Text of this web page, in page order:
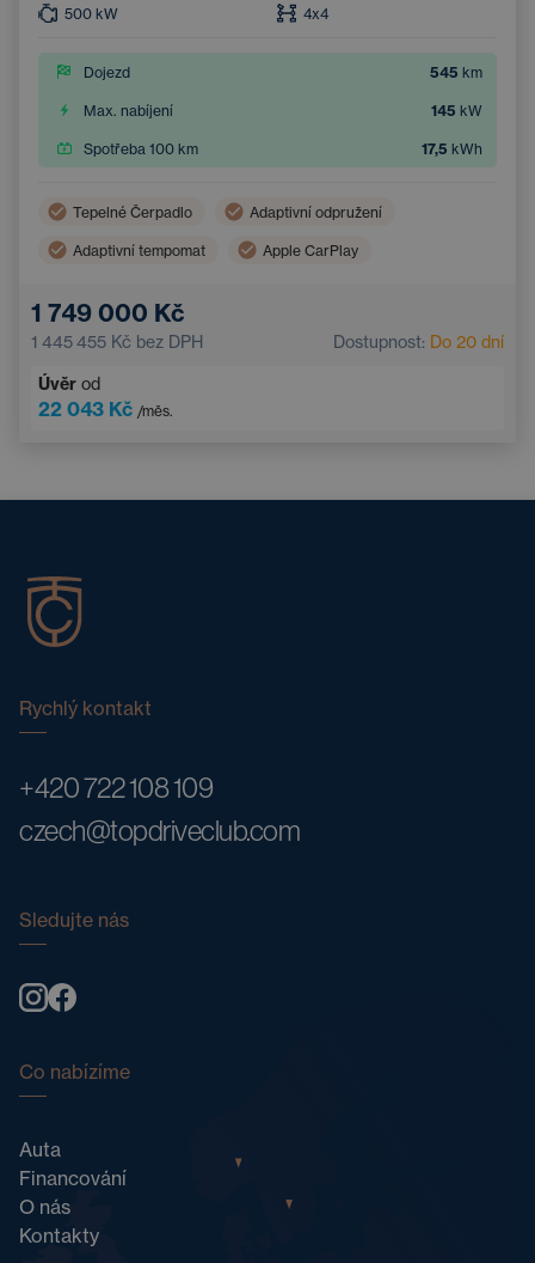
500 kW 4x4
Dojezd 545 km
Max. nabíjení 145 kW
Spotřeba 100 km 17,5 kWh
Tepelné Čerpadlo Adaptivní odpružení
Adaptivní tempomat Apple CarPlay
Nouzový brzdový asistent
Asistent hlídání jízdy v pruhu
1 749 000 Kč
1 445 455 Kč bez DPH Dostupnost: Do 20 dní
Úvěr od
22 043 Kč /měs.
Rychlý kontakt
+420 722 108 109
czech@topdriveclub.com
Sledujte nás
Co nabízíme
Auta
Financování
O nás
Kontakty